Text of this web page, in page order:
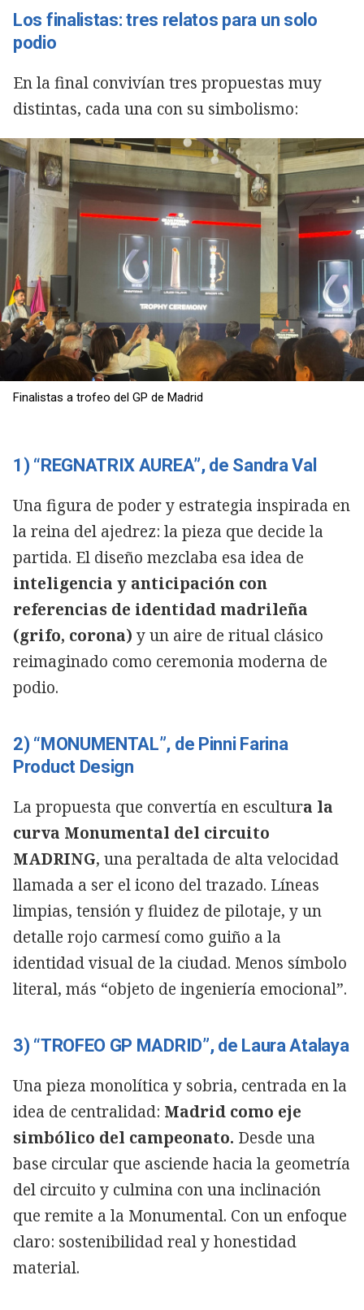
Los finalistas: tres relatos para un solo
podio
En la final convivían tres propuestas muy
distintas, cada una con su simbolismo:
Finalistas a trofeo del GP de Madrid
1) “REGNATRIX AUREA”, de Sandra Val
Una figura de poder y estrategia inspirada en
la reina del ajedrez: la pieza que decide la
partida. El diseño mezclaba esa idea de
inteligencia y anticipación con
referencias de identidad madrileña
(grifo, corona) y un aire de ritual clásico
reimaginado como ceremonia moderna de
podio.
2) “MONUMENTAL”, de Pinni Farina
Product Design
La propuesta que convertía en escultura la
curva Monumental del circuito
MADRING, una peraltada de alta velocidad
llamada a ser el icono del trazado. Líneas
limpias, tensión y fluidez de pilotaje, y un
detalle rojo carmesí como guiño a la
identidad visual de la ciudad. Menos símbolo
literal, más “objeto de ingeniería emocional”.
3) “TROFEO GP MADRID”, de Laura Atalaya
Una pieza monolítica y sobria, centrada en la
idea de centralidad: Madrid como eje
simbólico del campeonato. Desde una
base circular que asciende hacia la geometría
del circuito y culmina con una inclinación
que remite a la Monumental. Con un enfoque
claro: sostenibilidad real y honestidad
material.